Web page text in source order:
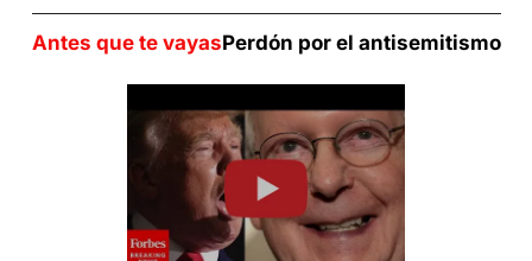
Antes que te vayasPerdón por el antisemitismo